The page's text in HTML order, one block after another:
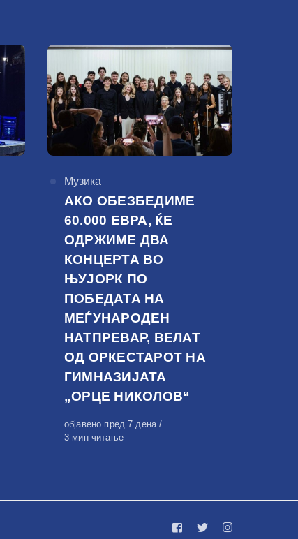
КАтегорија
Музика
АКО ОБЕЗБЕДИМЕ
60.000 ЕВРА, ЌЕ
ОДРЖИМЕ ДВА
КОНЦЕРТА ВО
ЊУЈОРК ПО
ПОБЕДАТА НА
МЕЃУНАРОДЕН
НАТПРЕВАР, ВЕЛАТ
ОД ОРКЕСТАРОТ НА
ГИМНАЗИЈАТА
„ОРЦЕ НИКОЛОВ“
Објавено
на
објавено пред 7 дена
3 мин читање